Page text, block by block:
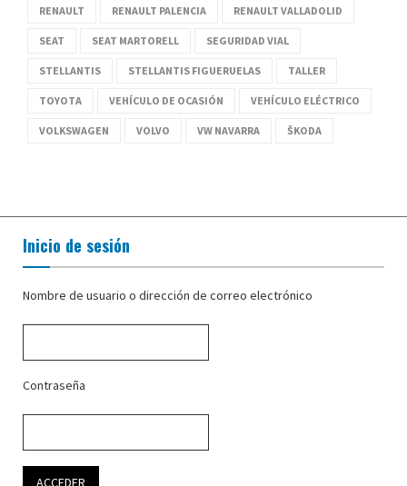
RENAULT RENAULT PALENCIA RENAULT VALLADOLID
SEAT SEAT MARTORELL SEGURIDAD VIAL
STELLANTIS STELLANTIS FIGUERUELAS TALLER
TOYOTA VEHÍCULO DE OCASIÓN VEHÍCULO ELÉCTRICO
VOLKSWAGEN VOLVO VW NAVARRA ŠKODA
Inicio de sesión
Nombre de usuario o dirección de correo electrónico
Contraseña